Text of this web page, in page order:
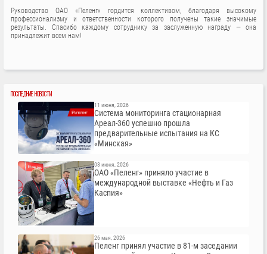
Руководство ОАО «Пеленг» гордится коллективом, благодаря высокому
профессионализму и ответственности которого получены такие значимые
результаты. Спасибо каждому сотруднику за заслуженную награду — она
принадлежит всем нам!
ПОСЛЕДНИЕ НОВОСТИ
Система мониторинга стационарная
Ареал-360 успешно прошла
предварительные испытания на КС
«Минская»
11 июня, 2026
ОАО «Пеленг» приняло участие в
международной выставке «Нефть и Газ
Каспия»
03 июня, 2026
Пеленг принял участие в 81-м заседании
26 мая, 2026